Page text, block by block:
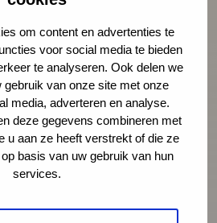
om content en advertenties te
voor social media te bieden
te analyseren. Ook delen we
gebruik van onze site met onze
media, adverteren en analyse.
deze gegevens combineren met
u aan ze heeft verstrekt of die ze
basis van uw gebruik van hun
services.
Integrale Vroeghulp
iets niet klopt’
volgen we drie
zijn door Integrale
we in gesprek met
en een